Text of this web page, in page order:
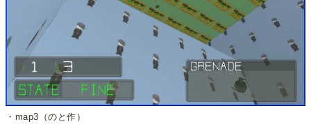
・map3（のと作）